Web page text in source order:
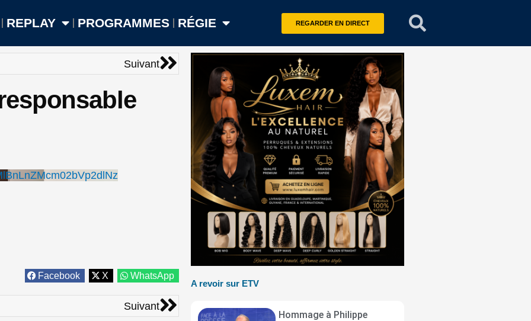
REPLAY PROGRAMMES RÉGIE REGARDER EN DIRECT
SuivantSuivant
Facebook X WhatsApp
SuivantSuivant
A revoir sur ETV
Hommage à Philippe